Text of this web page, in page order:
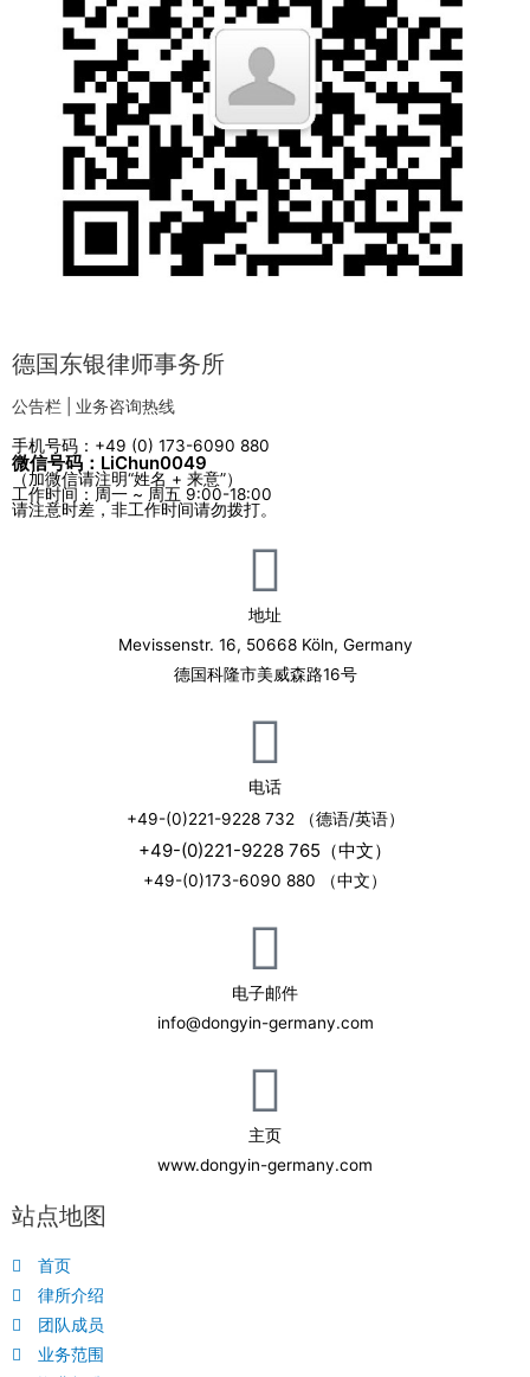
德国东银律师事务所
公告栏 | 业务咨询热线
手机号码：+49 (0) 173-6090 880
微信号码：LiChun0049
（加微信请注明“姓名 + 来意”）
工作时间：周一 ~ 周五 9:00-18:00
请注意时差，非工作时间请勿拨打。
地址
Mevissenstr. 16, 50668 Köln, Germany
德国科隆市美威森路16号
电话
+49-(0)221-9228 732 （德语/英语）
+49-(0)221-9228 765（中文）
+49-(0)173-6090 880 （中文）
电子邮件
info@dongyin-germany.com
主页
www.dongyin-germany.com
站点地图
首页
律所介绍
团队成员
业务范围